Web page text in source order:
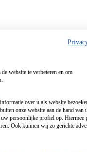
website te verbeteren en om
informatie over u als website
onze website aan de hand van
persoonlijke profiel op. Hiermee
Ook kunnen wij zo gerichte